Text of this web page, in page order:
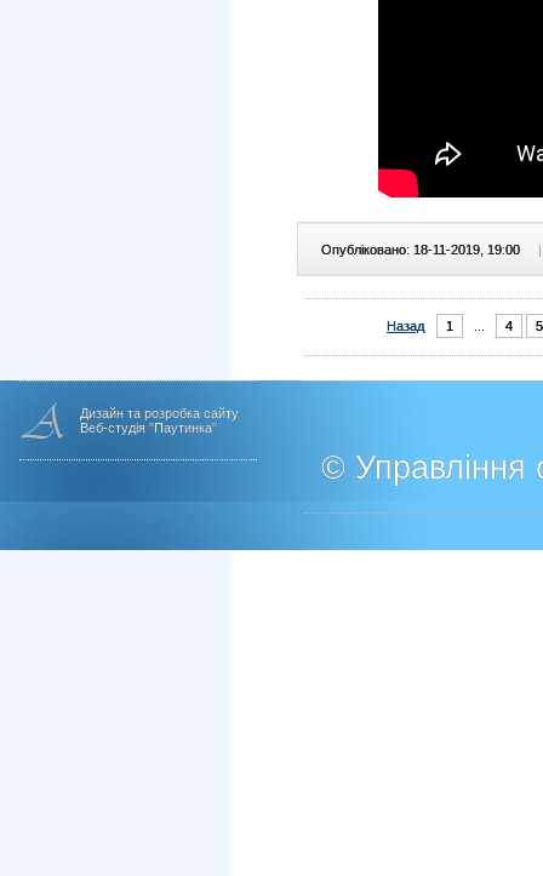
Опубліковано: 18-11-2019, 19:00 |
Назад 1 4 5
Дизайн та розробка сайту
Веб-студія "Паутинка"
© Управління